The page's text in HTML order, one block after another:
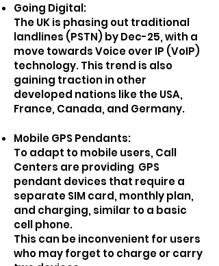
Going Digital:
The UK is phasing out traditional
landlines (PSTN) by Dec-25, with a
move towards Voice over IP (VoIP)
technology. This trend is also
gaining traction in other
developed nations like the USA,
France, Canada, and Germany.
Mobile GPS Pendants:
To adapt to mobile users, Call
Centers are providing GPS
pendant devices that require a
separate SIM card, monthly plan,
and charging, similar to a basic
cell phone.
This can be inconvenient for users
who may forget to charge or carry